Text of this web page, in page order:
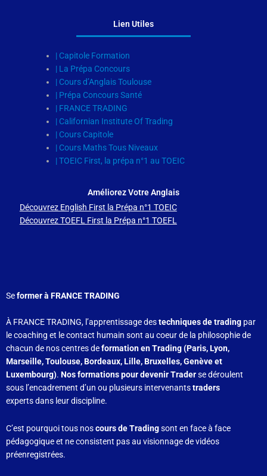
Lien Utiles
| Capitole Formation
| La Prépa Concours
| Cours d’Anglais Toulouse
| Prépa Concours Santé
| FRANCE TRADING
| Californian Institute Of Trading
| Cours Capitole
| Cours Maths Tous Niveaux
| TOEIC First, la prépa n°1 au TOEIC
Améliorez Votre Anglais
Découvrez English First la Prépa n°1 TOEIC
Découvrez TOEFL First la Prépa n°1 TOEFL
Seformer à FRANCE TRADING
À FRANCE TRADING, l’apprentissage destechniques de trading par
le coaching et le contact humain sont au coeur de la philosophie de
chacun de nos centres deformation en Trading (Paris, Lyon,
Marseille, Toulouse, Bordeaux, Lille, Bruxelles, Genève et
Luxembourg). Nos formations pour devenir Traderse déroulent
sous l’encadrement d’un ou plusieurs intervenantstraders
experts dans leur discipline.
C’est pourquoi tous noscours de Tradingsont en face à face
pédagogique et ne consistent pas au visionnage de vidéos
préenregistrées.